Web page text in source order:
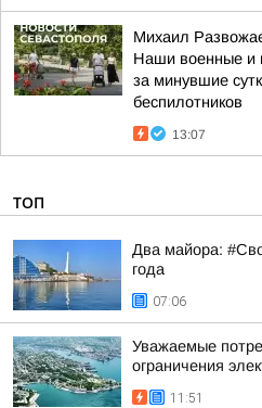
Михаил
Наши военные и
за минувшие
беспилотников
13:07
ТОП
Два майора:
года
07:06
Уважаемые
ограничения
11:51